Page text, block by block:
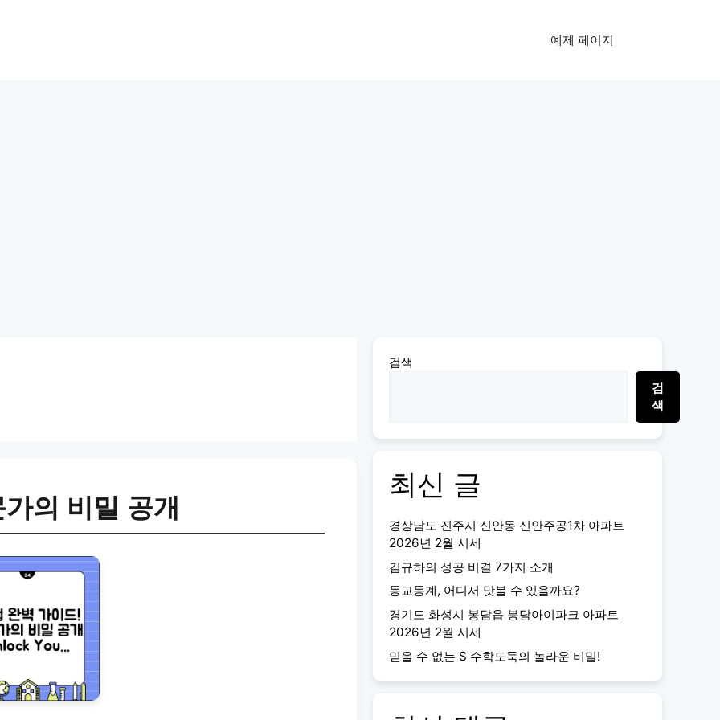
예제 페이지
의 비밀 공개
검색
검
색
최신 글
경상남도 진주시 신안동 신안주공1차 아파트
2026년 2월 시세
김규하의 성공 비결 7가지 소개
동교동계, 어디서 맛볼 수 있을까요?
경기도 화성시 봉담읍 봉담아이파크 아파트
2026년 2월 시세
믿을 수 없는 S 수학도둑의 놀라운 비밀!